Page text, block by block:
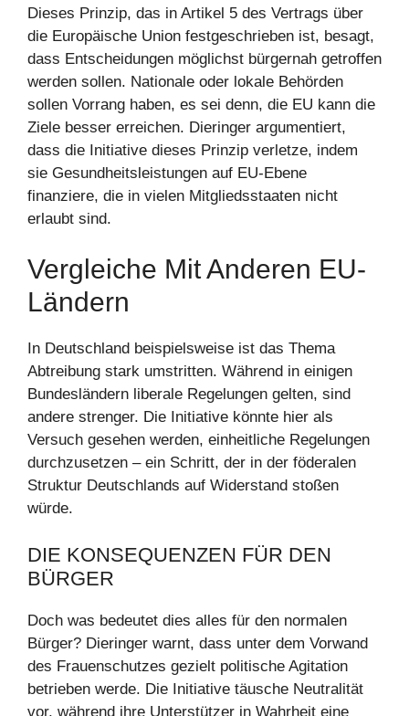
Dieses Prinzip, das in Artikel 5 des Vertrags über
die Europäische Union festgeschrieben ist, besagt,
dass Entscheidungen möglichst bürgernah getroffen
werden sollen. Nationale oder lokale Behörden
sollen Vorrang haben, es sei denn, die EU kann die
Ziele besser erreichen. Dieringer argumentiert,
dass die Initiative dieses Prinzip verletze, indem
sie Gesundheitsleistungen auf EU-Ebene
finanziere, die in vielen Mitgliedsstaaten nicht
erlaubt sind.
Vergleiche Mit Anderen EU-
Ländern
In Deutschland beispielsweise ist das Thema
Abtreibung stark umstritten. Während in einigen
Bundesländern liberale Regelungen gelten, sind
andere strenger. Die Initiative könnte hier als
Versuch gesehen werden, einheitliche Regelungen
durchzusetzen – ein Schritt, der in der föderalen
Struktur Deutschlands auf Widerstand stoßen
würde.
DIE KONSEQUENZEN FÜR DEN
BÜRGER
Doch was bedeutet dies alles für den normalen
Bürger? Dieringer warnt, dass unter dem Vorwand
des Frauenschutzes gezielt politische Agitation
betrieben werde. Die Initiative täusche Neutralität
vor, während ihre Unterstützer in Wahrheit eine